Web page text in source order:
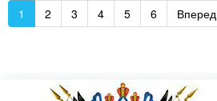
1 2 3 4 5 6 Вперед